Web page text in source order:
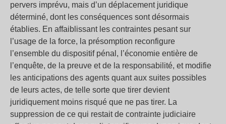
pervers imprévu, mais d’un déplacement juridique
déterminé, dont les conséquences sont désormais
établies. En affaiblissant les contraintes pesant sur
l’usage de la force, la présomption reconfigure
l’ensemble du dispositif pénal, l’économie entière de
l’enquête, de la preuve et de la responsabilité, et modifie
les anticipations des agents quant aux suites possibles
de leurs actes, de telle sorte que tirer devient
juridiquement moins risqué que ne pas tirer. La
suppression de ce qui restait de contrainte judiciaire